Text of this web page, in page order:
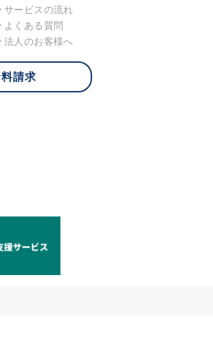
報を外部に委
い委託先を
交わし、適
自身の個人
・削除、利
保護法の定
ては、原則
6階
よるもので
サービスの流れ
よくある質問
法人のお客様へ
請求